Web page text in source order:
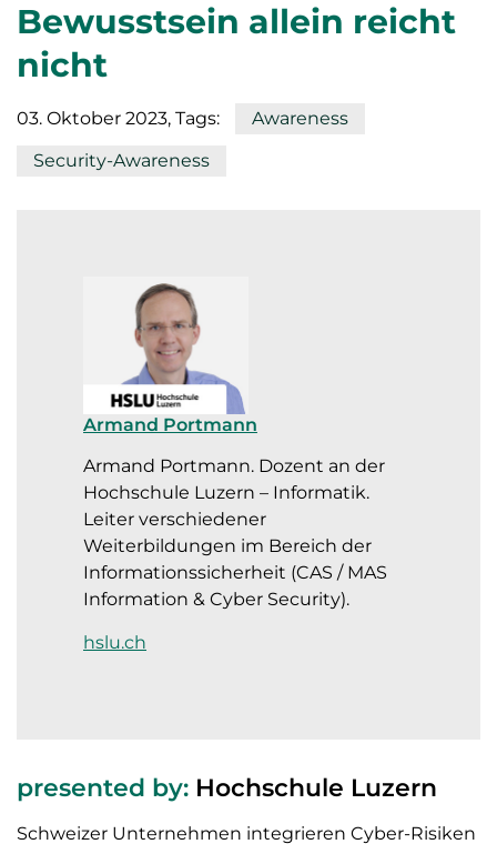
Bewusstsein allein reicht
nicht
03. Oktober 2023, Tags:
Awareness
Security-Awareness
Armand Portmann
Armand Portmann. Dozent an der
Hochschule Luzern – Informatik.
Leiter verschiedener
Weiterbildungen im Bereich der
Informationssicherheit (CAS / MAS
Information & Cyber Security).
hslu.ch
presented by: Hochschule Luzern
Schweizer Unternehmen integrieren Cyber-Risiken